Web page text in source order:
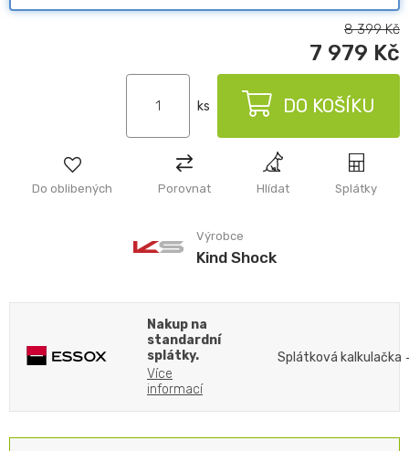
Výrobce
Kind Shock
Do oblibených Porovnat Hlídat Splátky
8 399Kč
7 979 Kč
ks DO KOŠÍKU
Nakup na
standardní
splátky.
Více
informací
Splátková kalkulačka